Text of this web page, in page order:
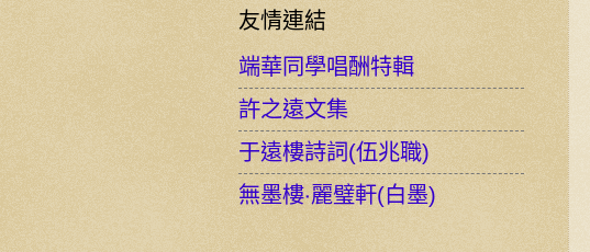
友情連結
端華同學唱酬特輯
許之遠文集
于遠樓詩詞(伍兆職)
無墨樓‧麗璧軒(白墨)